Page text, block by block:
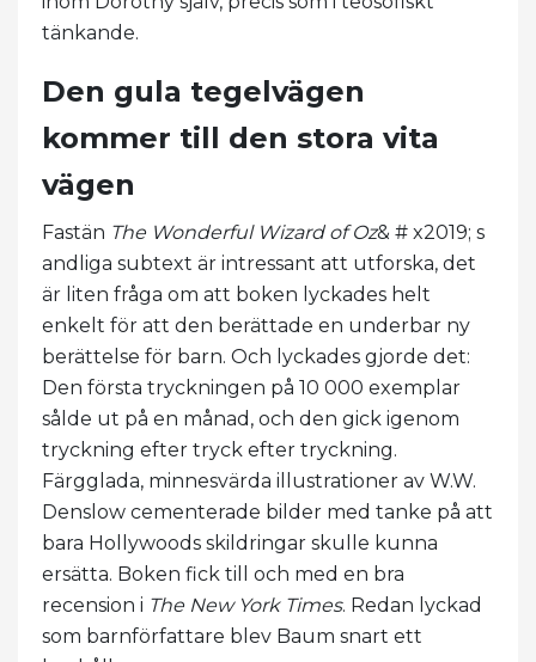
tänkande.
Den gula tegelvägen
kommer till den stora vita
vägen
Fastän The Wonderful Wizard of Oz& # x2019; s
andliga subtext är intressant att utforska, det
är liten fråga om att boken lyckades helt
enkelt för att den berättade en underbar ny
berättelse för barn. Och lyckades gjorde det:
Den första tryckningen på 10 000 exemplar
sålde ut på en månad, och den gick igenom
tryckning efter tryck efter tryckning.
Färgglada, minnesvärda illustrationer av W.W.
Denslow cementerade bilder med tanke på att
bara Hollywoods skildringar skulle kunna
ersätta. Boken fick till och med en bra
recension i The New York Times. Redan lyckad
som barnförfattare blev Baum snart ett